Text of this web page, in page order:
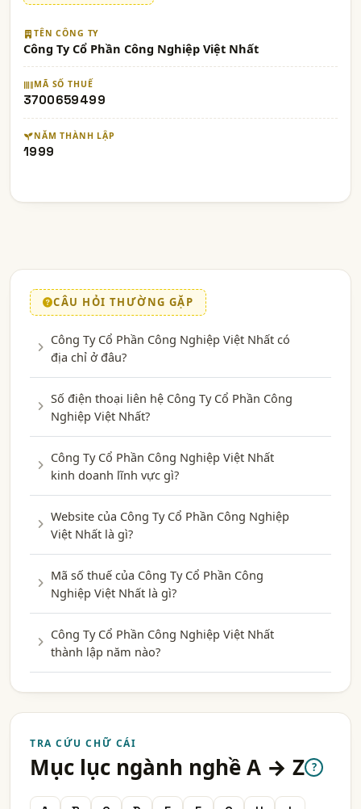
TÊN CÔNG TY
Công Ty Cổ Phần Công Nghiệp Việt Nhất
MÃ SỐ THUẾ
3700659499
NĂM THÀNH LẬP
1999
CÂU HỎI THƯỜNG GẶP
Công Ty Cổ Phần Công Nghiệp Việt Nhất có
địa chỉ ở đâu?
Số điện thoại liên hệ Công Ty Cổ Phần Công
Nghiệp Việt Nhất?
Công Ty Cổ Phần Công Nghiệp Việt Nhất
kinh doanh lĩnh vực gì?
Website của Công Ty Cổ Phần Công Nghiệp
Việt Nhất là gì?
Mã số thuế của Công Ty Cổ Phần Công
Nghiệp Việt Nhất là gì?
Công Ty Cổ Phần Công Nghiệp Việt Nhất
thành lập năm nào?
TRA CỨU CHỮ CÁI
Mục lục ngành nghề A → Z ?